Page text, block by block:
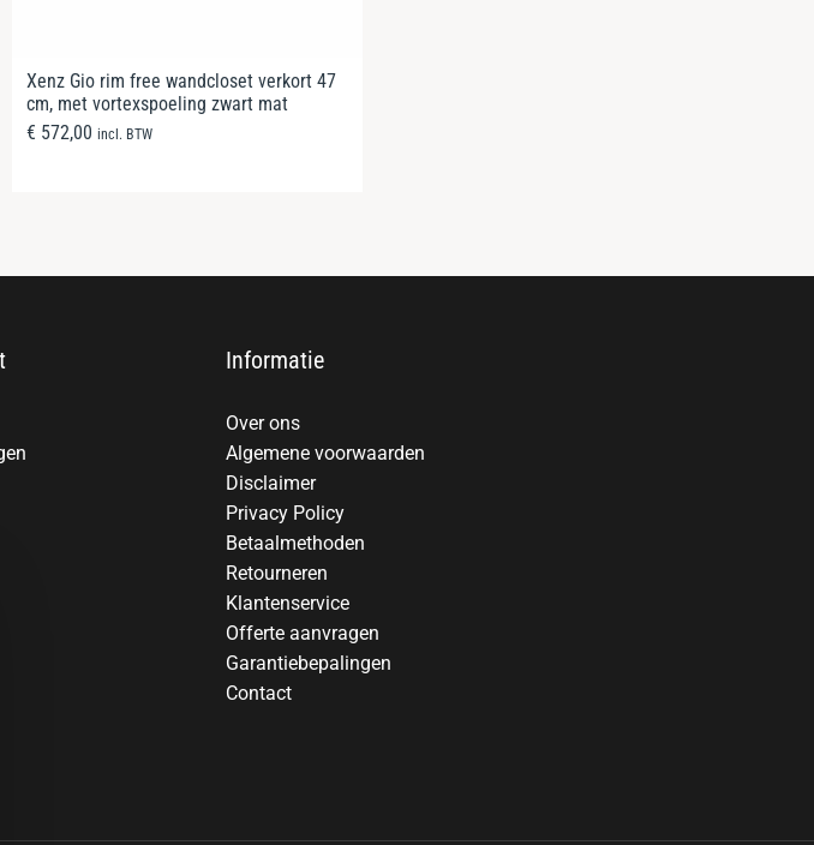
Xenz Gio rim free wandcloset verkort 47
cm, met vortexspoeling zwart mat
€ 572,00 incl. BTW
Informatie
Over ons
Algemene voorwaarden
Disclaimer
Privacy Policy
Betaalmethoden
Retourneren
Klantenservice
Offerte aanvragen
Garantiebepalingen
Contact